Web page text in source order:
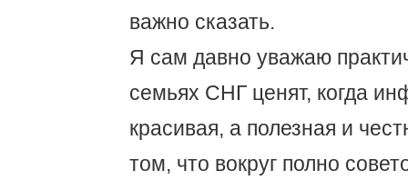
важно сказать.
Я сам давно уважаю
семьях СНГ ценят, когда
красивая, а полезная и
том, что вокруг полно